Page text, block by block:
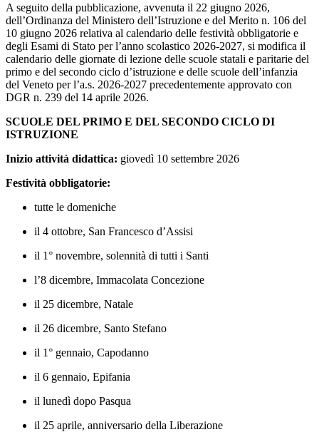
A seguito della pubblicazione, avvenuta il 22 giugno 2026,
dell’Ordinanza del Ministero dell’Istruzione e del Merito n. 106 del
10 giugno 2026 relativa al calendario delle festività obbligatorie e
degli Esami di Stato per l’anno scolastico 2026-2027, si modifica il
calendario delle giornate di lezione delle scuole statali e paritarie del
primo e del secondo ciclo d’istruzione e delle scuole dell’infanzia
del Veneto per l’a.s. 2026-2027 precedentemente approvato con
DGR n. 239 del 14 aprile 2026.
SCUOLE DEL PRIMO E DEL SECONDO CICLO DI
ISTRUZIONE
Inizio attività didattica: giovedì 10 settembre 2026
Festività obbligatorie:
tutte le domeniche
il 4 ottobre, San Francesco d’Assisi
il 1° novembre, solennità di tutti i Santi
l’8 dicembre, Immacolata Concezione
il 25 dicembre, Natale
il 26 dicembre, Santo Stefano
il 1° gennaio, Capodanno
il 6 gennaio, Epifania
il lunedì dopo Pasqua
il 25 aprile, anniversario della Liberazione